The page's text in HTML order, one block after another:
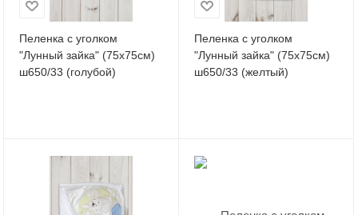
Пеленка с уголком
"Лунный зайка" (75х75см)
ш650/33 (голубой)
Пеленка с уголком
"Лунный зайка" (75х75см)
ш650/33 (желтый)